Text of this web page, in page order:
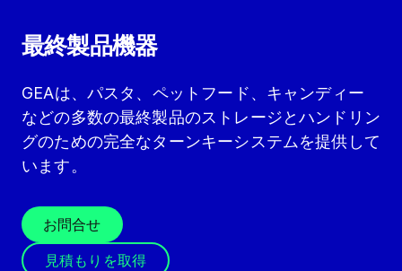
最終製品機器
GEAは、パスタ、ペットフード、キャンディー
などの多数の最終製品のストレージとハンドリン
グのための完全なターンキーシステムを提供して
います。
お問合せ
見積もりを取得